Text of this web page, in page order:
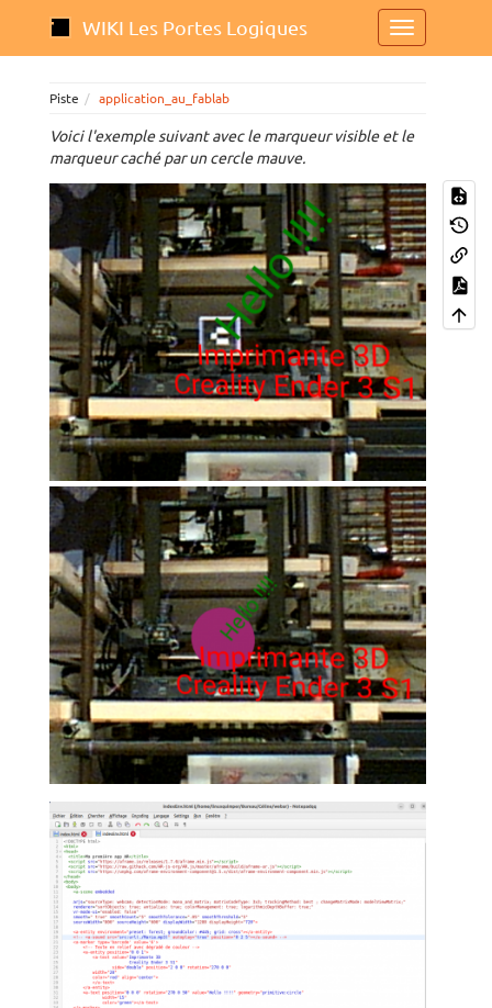
WIKI Les Portes Logiques
Piste application_au_fablab
Voici l'exemple suivant avec le marqueur visible et le
marqueur caché par un cercle mauve.